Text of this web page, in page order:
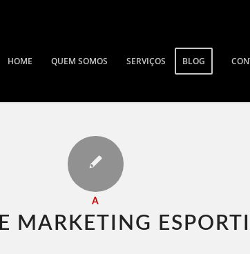
HOME QUEM SOMOS SERVIÇOS BLOG
A
MARKETING